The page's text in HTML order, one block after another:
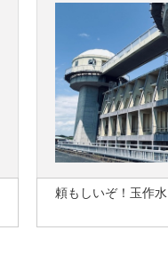
頼もしいぞ！玉作